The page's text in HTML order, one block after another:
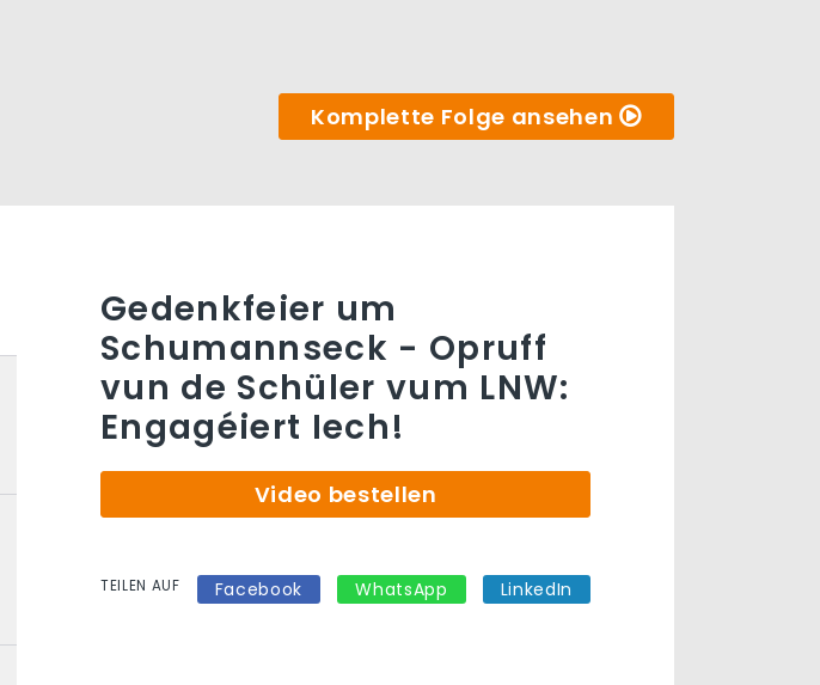
Komplette Folge ansehen
Gedenkfeier um
Schumannseck - Opruff
vun de Schüler vum LNW:
Engagéiert Iech!
Video bestellen
TEILEN AUF Facebook WhatsApp LinkedIn